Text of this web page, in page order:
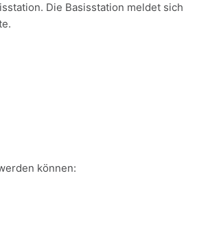
Die Basisstation meldet sich
können: